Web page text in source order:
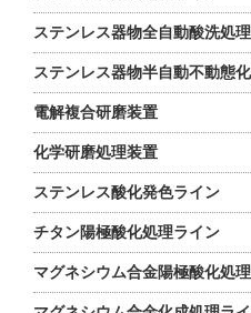
ステンレス器物全自動酸洗処
ステンレス器物半自動不動態
電解複合研磨装置
化学研磨処理装置
ステンレス酸化発色ライン
チタン陽極酸化処理ライン
マグネシウム合金陽極酸化処